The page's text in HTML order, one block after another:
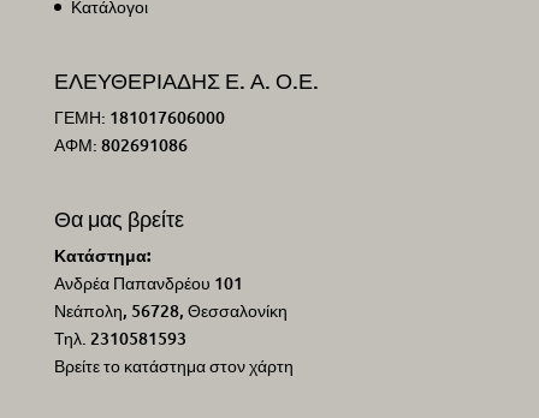
Κατάλογοι
ΕΛΕΥΘΕΡΙΑΔΗΣ Ε. Α. Ο.Ε.
ΓΕΜΗ: 181017606000
ΑΦΜ: 802691086
Θα μας βρείτε
Κατάστημα:
Ανδρέα Παπανδρέου 101
Νεάπολη, 56728, Θεσσαλονίκη
Τηλ. 2310581593
Βρείτε το κατάστημα στον χάρτη